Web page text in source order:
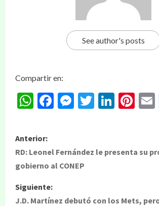
See author's posts
Compartir en:
WhatsApp
Facebook
Messenger
Twitter
Anterior:
RD: Leonel Fernández le presenta su
gobierno al CONEP
Siguiente:
J.D. Martínez debutó con los Mets,